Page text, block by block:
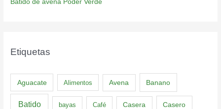
Batido de avena Poder Verde
Etiquetas
Aguacate Alimentos Avena Banano
Batido bayas Café Casera Casero